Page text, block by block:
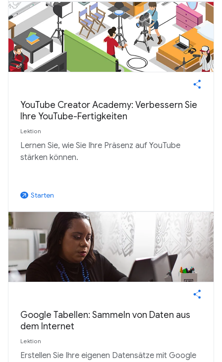
YouTube Creator Academy: Verbessern Sie
Ihre YouTube-Fertigkeiten
Lektion
Lernen Sie, wie Sie Ihre Präsenz auf YouTube
stärken können.
arrow_outward Starten
Google Tabellen: Sammeln von Daten aus
dem Internet
Lektion
Erstellen Sie Ihre eigenen Datensätze mit Google